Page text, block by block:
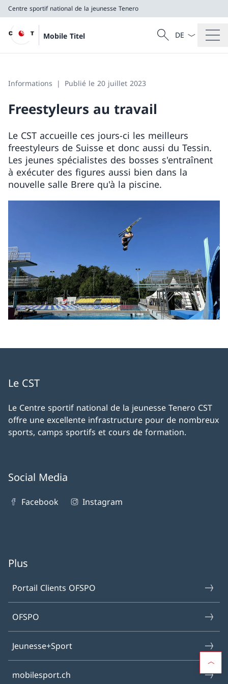
Centre sportif national de la jeunesse Tenero
Mobile Titel
Recherche
Recherche
La langue
Informations Publié le 20 juillet 2023
Freestyleurs au travail
Le CST accueille ces jours-ci les meilleurs
freestyleurs de Suisse et donc aussi du Tessin.
Les jeunes spécialistes des bosses s'entraînent
à exécuter des figures aussi bien dans la
nouvelle salle Brere qu'à la piscine.
Le CST
Le Centre sportif national de la jeunesse Tenero CST
offre une excellente infrastructure pour de nombreux
sports, camps sportifs et cours de formation.
Social Media
Facebook Instagram
Plus
Portail Clients OFSPO
OFSPO
Jeunesse+Sport
mobilesport.ch